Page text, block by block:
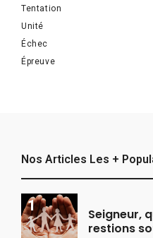
Tentation
Unité
Échec
Épreuve
Nos Articles Les +
Seigneur,
restions